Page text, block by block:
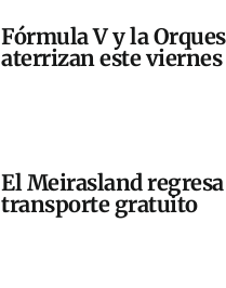
Fórmula V y la
aterrizan este
El Meirasland
transporte gratuito